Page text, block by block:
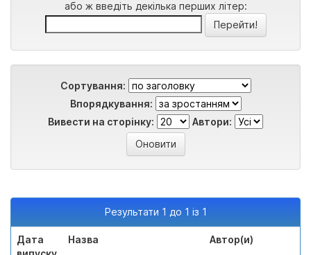
або ж введіть декілька перших літер:
Сортування:
Впорядкування:
Вивести на сторінку:
Автори:
Результати 1 до 1 із 1
Дата
Назва Автор(и)